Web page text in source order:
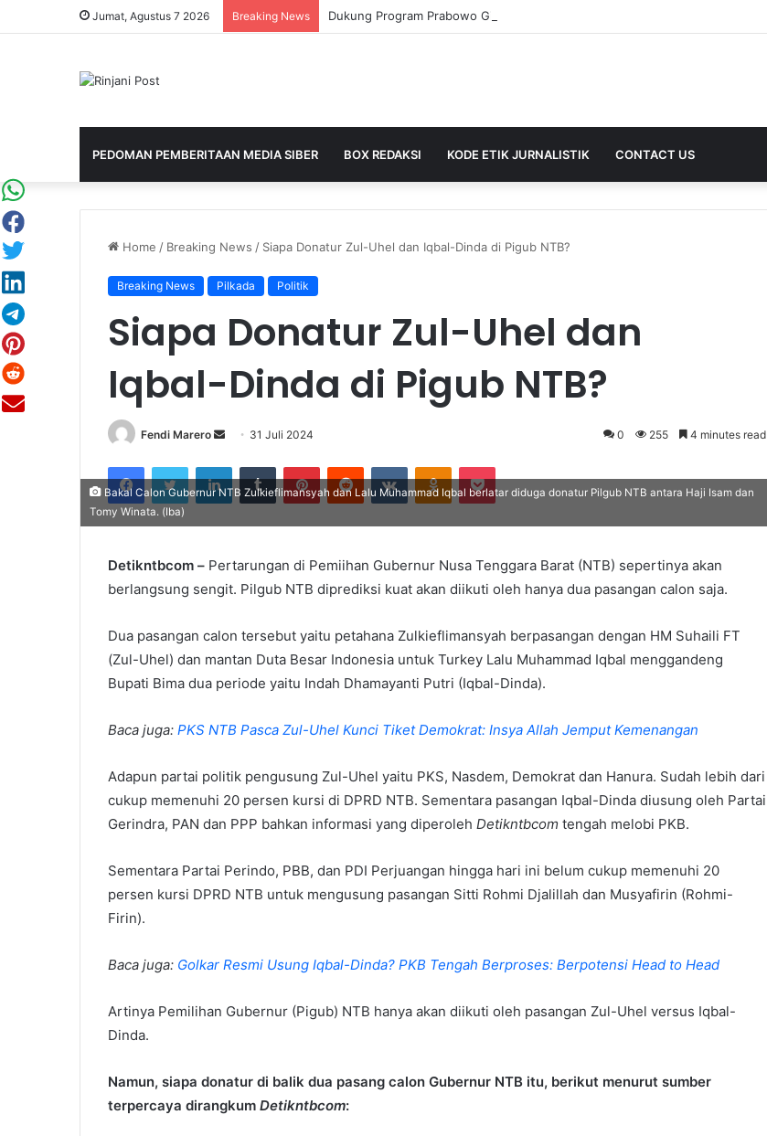
Jumat, Agustus 7 2026 Breaking News
PEDOMAN PEMBERITAAN MEDIA SIBER BOX REDAKSI KODE ETIK JURNALISTIK CONTACT US
Home / Breaking News / Siapa Donatur Zul-Uhel dan Iqbal-Dinda di Pigub NTB?
Breaking News Pilkada Politik
Siapa Donatur Zul-Uhel dan
Iqbal-Dinda di Pigub NTB?
Fendi Marero
Send
email
31 Juli 2024 0 255 4 minutes read
FacebookTwitter LinkedIn Tumblr PinterestReddit VKontakteOdnoklassniki
Bakal Calon Gubernur NTB Zulkieflimansyah dan Lalu Muhammad Iqbal berlatar diduga donatur Pilgub NTB antara Haji Isam dan
Tomy Winata. (Iba)
Detikntbcom – Pertarungan di Pemiihan Gubernur Nusa Tenggara Barat (NTB) sepertinya akan
berlangsung sengit. Pilgub NTB diprediksi kuat akan diikuti oleh hanya dua pasangan calon saja.
Dua pasangan calon tersebut yaitu petahana Zulkieflimansyah berpasangan dengan HM Suhaili FT
(Zul-Uhel) dan mantan Duta Besar Indonesia untuk Turkey Lalu Muhammad Iqbal menggandeng
Bupati Bima dua periode yaitu Indah Dhamayanti Putri (Iqbal-Dinda).
Baca juga: PKS NTB Pasca Zul-Uhel Kunci Tiket Demokrat: Insya Allah Jemput Kemenangan
Adapun partai politik pengusung Zul-Uhel yaitu PKS, Nasdem, Demokrat dan Hanura. Sudah lebih dari
cukup memenuhi 20 persen kursi di DPRD NTB. Sementara pasangan Iqbal-Dinda diusung oleh Partai
Gerindra, PAN dan PPP bahkan informasi yang diperoleh Detikntbcom tengah melobi PKB.
Sementara Partai Perindo, PBB, dan PDI Perjuangan hingga hari ini belum cukup memenuhi 20
persen kursi DPRD NTB untuk mengusung pasangan Sitti Rohmi Djalillah dan Musyafirin (Rohmi-
Firin).
Baca juga: Golkar Resmi Usung Iqbal-Dinda? PKB Tengah Berproses: Berpotensi Head to Head
Artinya Pemilihan Gubernur (Pigub) NTB hanya akan diikuti oleh pasangan Zul-Uhel versus Iqbal-
Dinda.
Namun, siapa donatur di balik dua pasang calon Gubernur NTB itu, berikut menurut sumber
terpercaya dirangkum Detikntbcom: